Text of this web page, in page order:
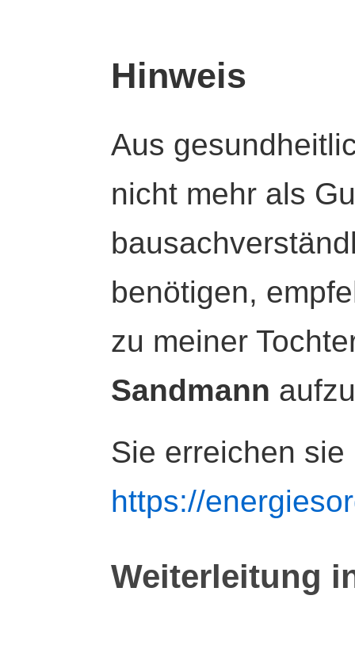
Hinweis
Aus
nicht mehr als
benötigen,
zu meiner
Sandmann
Sie erreichen sie
https://
Weiterleitung